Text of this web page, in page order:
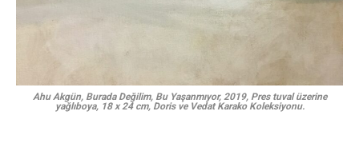
Ahu Akgün, Burada Değilim, Bu Yaşanmıyor, 2019, Pres tuval üzerine
yağlıboya, 18 x 24 cm, Doris ve Vedat Karako Koleksiyonu.